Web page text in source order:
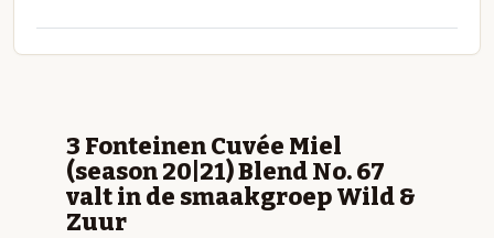
3 Fonteinen Cuvée Miel
(season 20|21) Blend No. 67
valt in de smaakgroep Wild &
Zuur